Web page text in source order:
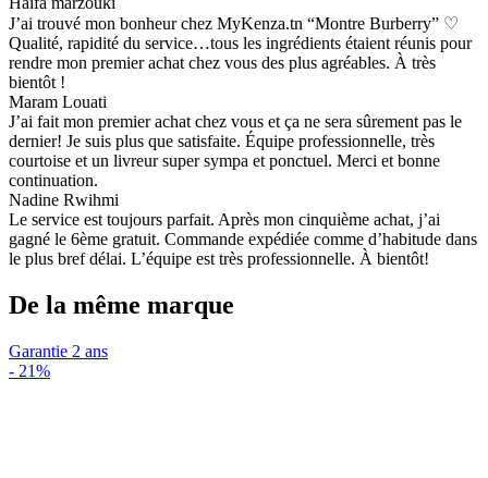
J’ai trouvé mon bonheur chez MyKenza.tn “Montre Burberry” ♡
Qualité, rapidité du service…tous les ingrédients étaient réunis pour
rendre mon premier achat chez vous des plus agréables. À très
bientôt !
Maram Louati
J’ai fait mon premier achat chez vous et ça ne sera sûrement pas le
dernier! Je suis plus que satisfaite. Équipe professionnelle, très
courtoise et un livreur super sympa et ponctuel. Merci et bonne
continuation.
Nadine Rwihmi
Le service est toujours parfait. Après mon cinquième achat, j’ai
gagné le 6ème gratuit. Commande expédiée comme d’habitude dans
le plus bref délai. L’équipe est très professionnelle. À bientôt!
De la même marque
Garantie 2 ans
- 21%